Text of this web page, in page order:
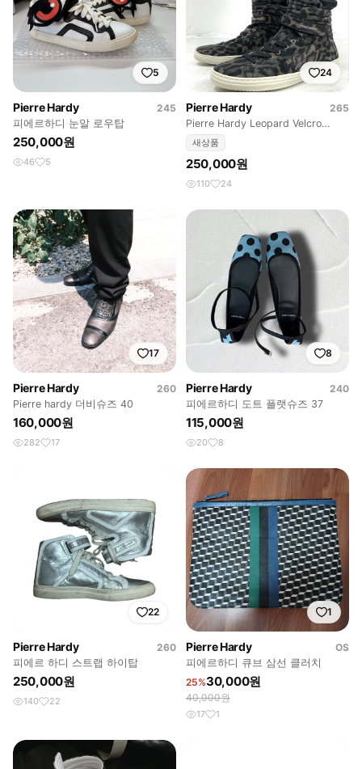
5
Pierre Hardy
245
피에르하디 눈알 로우탑
250,000원
46 5
24
Pierre Hardy
265
Pierre Hardy Leopard Velcro
High-Top Sne
새상품
250,000원
110 24
17
Pierre Hardy
260
Pierre hardy 더비슈즈 40
160,000원
282 17
8
Pierre Hardy
240
피에르하디 도트 플랫슈즈 37
115,000원
20 8
22
Pierre Hardy
260
피에르 하디 스트랩 하이탑
250,000원
140 22
1
Pierre Hardy
OS
피에르하디 큐브 삼선 클러치
25%30,000원
40,000원
17 1